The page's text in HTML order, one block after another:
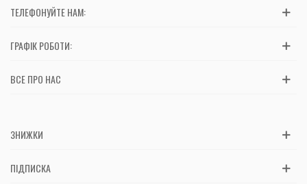
ТЕЛЕФОНУЙТЕ НАМ:
ГРАФІК РОБОТИ:
ВСЕ ПРО НАС
ЗНИЖКИ
ПІДПИСКА